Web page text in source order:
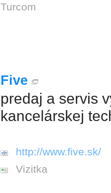
Turcom
Five
predaj a servis
kancelárskej
http://www.five.sk/
Vizitka